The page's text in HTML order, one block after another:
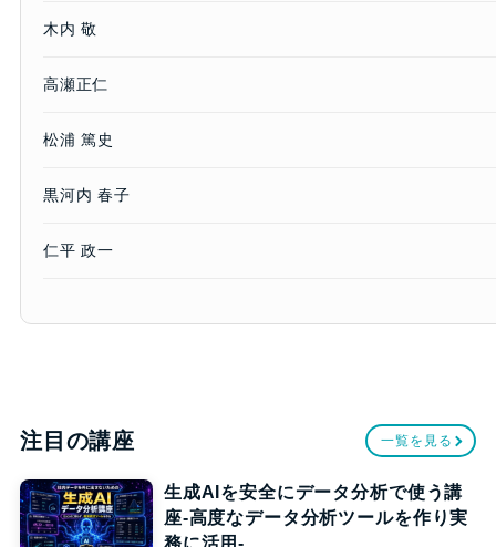
木内 敬
高瀬正仁
松浦 篤史
黒河内 春子
仁平 政一
注目の講座 一覧を見る
生成AIを安全にデータ分析で使う講
座-高度なデータ分析ツールを作り実